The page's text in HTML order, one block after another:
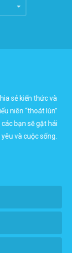
sẻ kiến thức và
niên “thoát lùn”
bạn sẽ gặt hái
và cuộc sống.